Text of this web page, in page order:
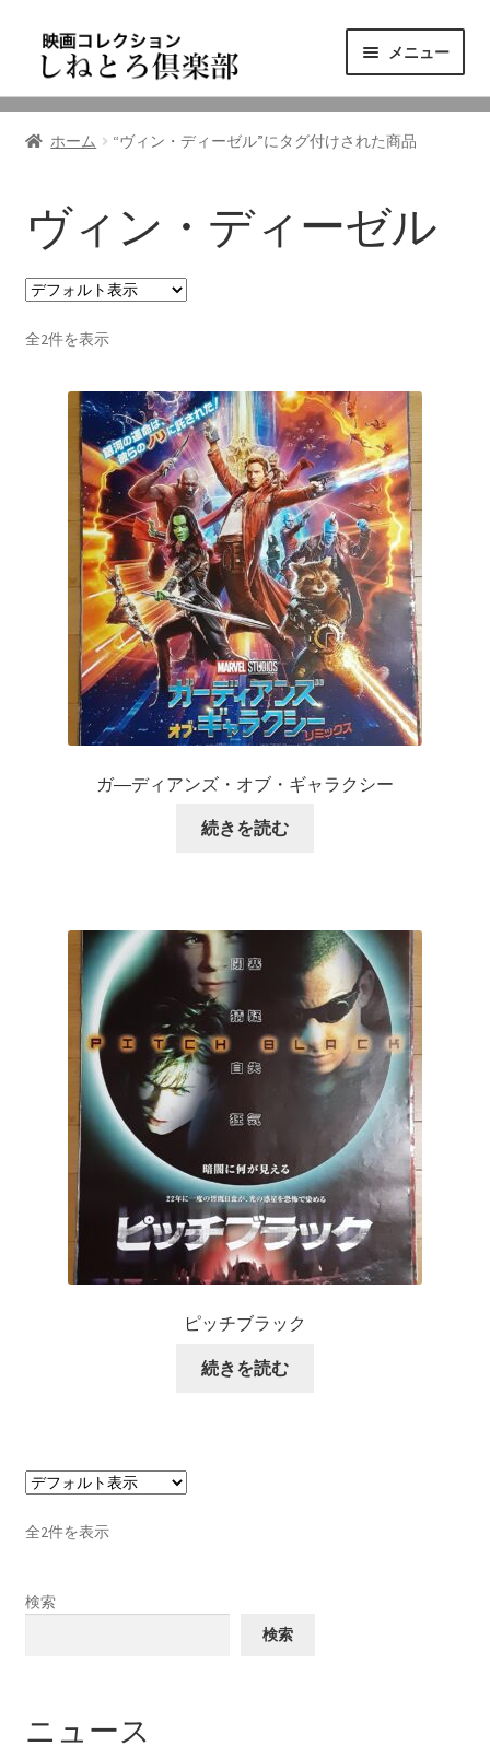
ゲ
シ
へ
キ
プ
テ
ツ
キ
プ
メニュー
ニュース
東三河の映画館
しねとろ倶楽部について
リンクの旅
ホーム “ヴィン・ディーゼル”にタグ付けされた商品
ヴィン・ディーゼル
全2件を表示
ガ―ディアンズ・オブ・ギャラクシー
続きを読む
ピッチブラック
続きを読む
全2件を表示
検索
検索
ニュース